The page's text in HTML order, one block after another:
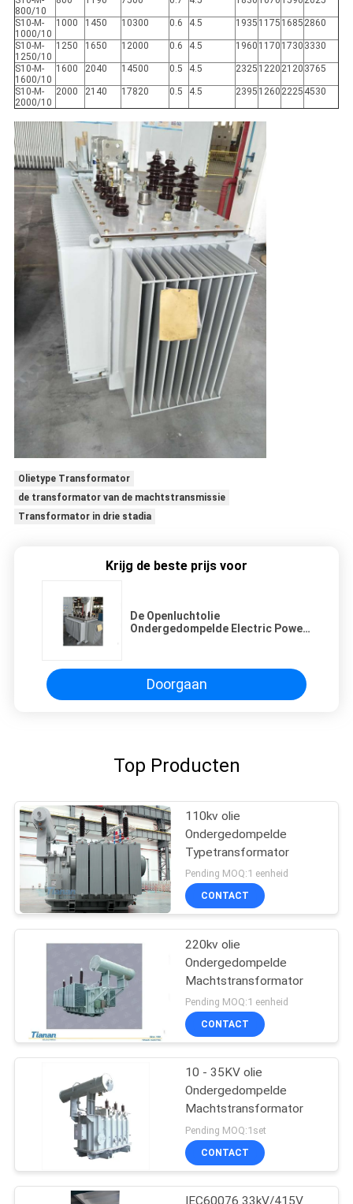
800/10
S10-M-
1000/10
1000 1450 10300 0.6 4.5 1935 1175 1685 2860
S10-M-
1250/10
1250 1650 12000 0.6 4.5 1960 1170 1730 3330
S10-M-
1600/10
1600 2040 14500 0.5 4.5 2325 1220 2120 3765
S10-M-
2000/10
2000 2140 17820 0.5 4.5 2395 1260 2225 4530
Olietype Transformator
de transformator van de machtstransmissie
Transformator in drie stadia
Krijg de beste prijs voor
De Openluchtolie
Ondergedompelde Electric Power
Doorgaan
Top Producten
110kv olie
Ondergedompelde
Typetransformator
Pending MOQ:1 eenheid
CONTACT
220kv olie
Ondergedompelde
Machtstransformator
Pending MOQ:1 eenheid
CONTACT
10 - 35KV olie
Ondergedompelde
Machtstransformator
Pending MOQ:1set
CONTACT
IEC60076 33kV/415V